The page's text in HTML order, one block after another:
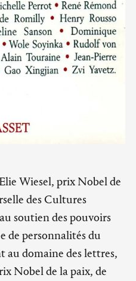
Wiesel, prix Nobel de
des Cultures
soutien des pouvoirs
de personnalités du
au domaine des lettres,
Nobel de la paix, de